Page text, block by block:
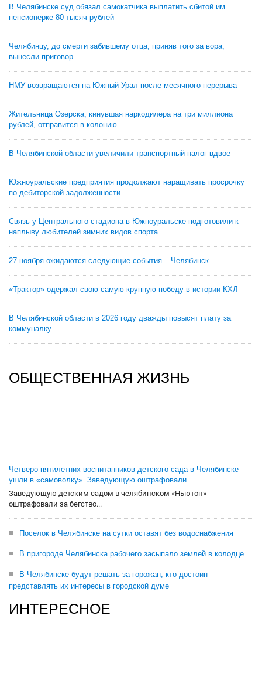
В Челябинске суд обязал самокатчика выплатить сбитой им
пенсионерке 80 тысяч рублей
Челябинцу, до смерти забившему отца, приняв того за вора,
вынесли приговор
НМУ возвращаются на Южный Урал после месячного перерыва
Жительница Озерска, кинувшая наркодилера на три миллиона
рублей, отправится в колонию
В Челябинской области увеличили транспортный налог вдвое
Южноуральские предприятия продолжают наращивать просрочку
по дебиторской задолженности
Связь у Центрального стадиона в Южноуральске подготовили к
наплыву любителей зимних видов спорта
27 ноября ожидаются следующие события – Челябинск
«Трактор» одержал свою самую крупную победу в истории КХЛ
В Челябинской области в 2026 году дважды повысят плату за
коммуналку
ОБЩЕСТВЕННАЯ ЖИЗНЬ
Четверо пятилетних воспитанников детского сада в Челябинске
ушли в «самоволку». Заведующую оштрафовали
Заведующую детским садом в челябинском «Ньютон»
оштрафовали за бегство...
Поселок в Челябинске на сутки оставят без водоснабжения
В пригороде Челябинска рабочего засыпало землей в колодце
В Челябинске будут решать за горожан, кто достоин
представлять их интересы в городской думе
ИНТЕРЕСНОЕ